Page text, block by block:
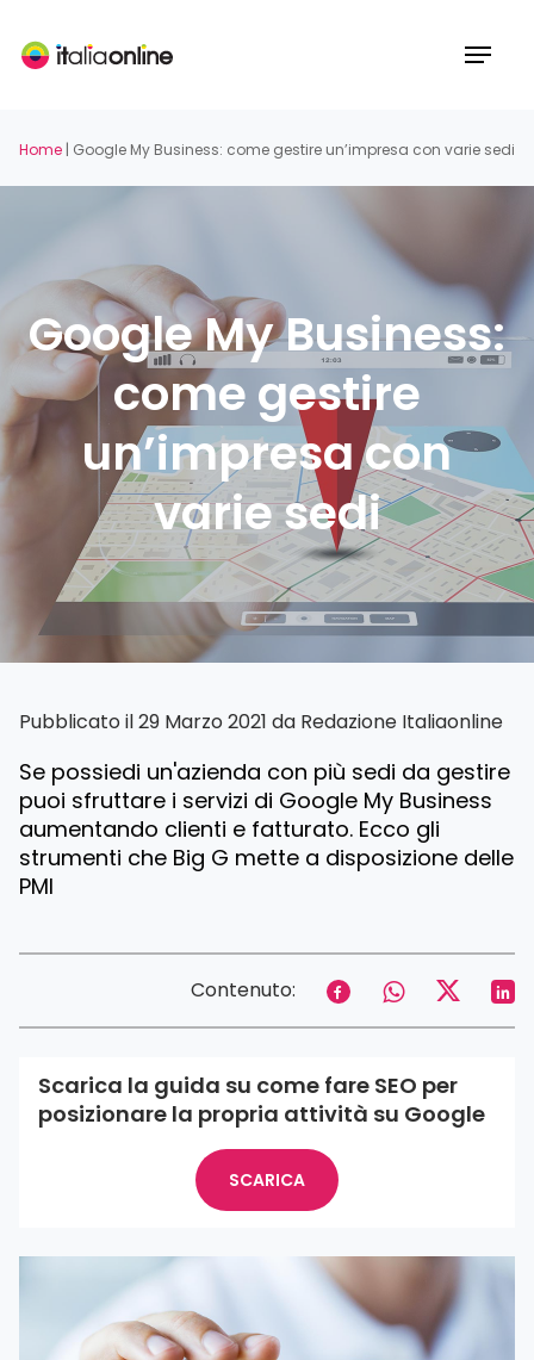
main
Menu
Home | Google My Business: come gestire un’impresa con varie sedi
Google My Business:
come gestire
un’impresa con
varie sedi
Pubblicato il 29 Marzo 2021 da Redazione Italiaonline
Se possiedi un'azienda con più sedi da gestire
puoi sfruttare i servizi di Google My Business
aumentando clienti e fatturato. Ecco gli
strumenti che Big G mette a disposizione delle
PMI
Contenuto:
Scarica la guida su come fare SEO per
posizionare la propria attività su Google
SCARICA